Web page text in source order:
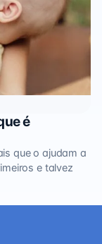
é
que o ajudam a
e talvez